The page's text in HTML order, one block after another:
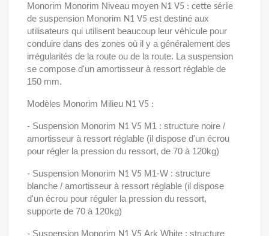
Monorim Monorim Niveau moyen N1 V5 : cette série
de suspension Monorim N1 V5 est destiné aux
utilisateurs qui utilisent beaucoup leur véhicule pour
conduire dans des zones où il y a généralement des
irrégularités de la route ou de la route. La suspension
se compose d'un amortisseur à ressort réglable de
150 mm.
Modèles Monorim Milieu N1 V5 :
- Suspension Monorim N1 V5 M1 : structure noire /
amortisseur à ressort réglable (il dispose d'un écrou
pour régler la pression du ressort, de 70 à 120kg)
- Suspension Monorim N1 V5 M1-W : structure
blanche / amortisseur à ressort réglable (il dispose
d'un écrou pour réguler la pression du ressort,
supporte de 70 à 120kg)
- Suspension Monorim
Ark White : structure